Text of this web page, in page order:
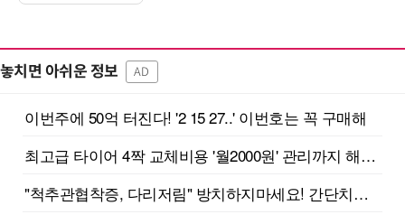
놓치면 아쉬운 정보 AD